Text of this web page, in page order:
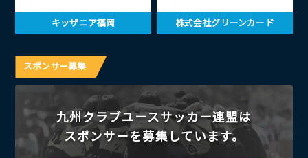
キッザニア福岡 株式会社グリーンカード
スポンサー募集
九州クラブユースサッカー連盟は
スポンサーを募集しています。